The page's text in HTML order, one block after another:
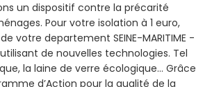
un dispositif contre la précarité
Pour votre isolation à 1 euro,
votre departement SEINE-MARITIME -
de nouvelles technologies. Tel
la laine de verre écologique... Grâce
d’Action pour la qualité de la